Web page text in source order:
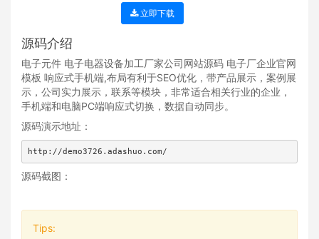
立即下载
源码介绍
电子元件 电子电器设备加工厂家公司网站源码 电子厂企业官网
模板 响应式手机端,布局有利于SEO优化，带产品展示，案例展
示，公司实力展示，联系等模块，非常适合相关行业的企业，
手机端和电脑PC端响应式切换，数据自动同步。
源码演示地址：
http://demo3726.adashuo.com/
源码截图：
Tips: